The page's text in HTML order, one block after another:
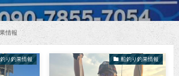
情報
り釣果情報 船釣り釣果情報